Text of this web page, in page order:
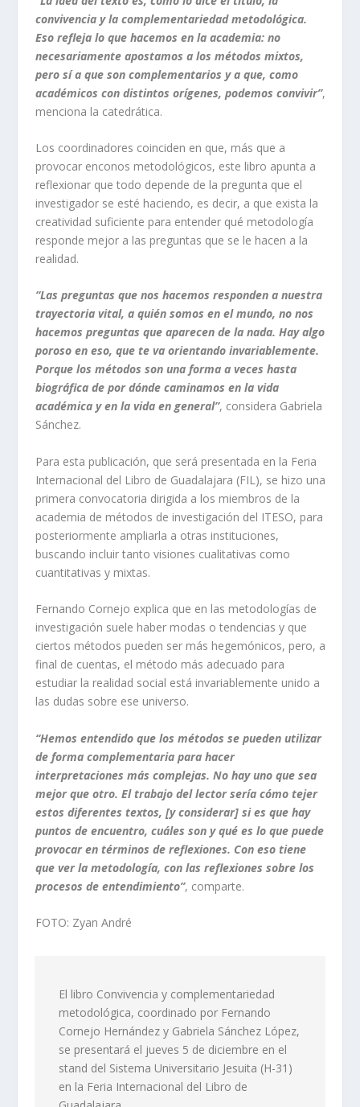
convivencia y la complementariedad metodológica.
Eso refleja lo que hacemos en la academia: no
necesariamente apostamos a los métodos mixtos,
pero sí a que son complementarios y a que, como
académicos con distintos orígenes, podemos convivir”,
menciona la catedrática.
Los coordinadores coinciden en que, más que a
provocar enconos metodológicos, este libro apunta a
reflexionar que todo depende de la pregunta que el
investigador se esté haciendo, es decir, a que exista la
creatividad suficiente para entender qué metodología
responde mejor a las preguntas que se le hacen a la
realidad.
“Las preguntas que nos hacemos responden a nuestra
trayectoria vital, a quién somos en el mundo, no nos
hacemos preguntas que aparecen de la nada. Hay algo
poroso en eso, que te va orientando invariablemente.
Porque los métodos son una forma a veces hasta
biográfica de por dónde caminamos en la vida
académica y en la vida en general”, considera Gabriela
Sánchez.
Para esta publicación, que será presentada en la Feria
Internacional del Libro de Guadalajara (FIL), se hizo una
primera convocatoria dirigida a los miembros de la
academia de métodos de investigación del ITESO, para
posteriormente ampliarla a otras instituciones,
buscando incluir tanto visiones cualitativas como
cuantitativas y mixtas.
Fernando Cornejo explica que en las metodologías de
investigación suele haber modas o tendencias y que
ciertos métodos pueden ser más hegemónicos, pero, a
final de cuentas, el método más adecuado para
estudiar la realidad social está invariablemente unido a
las dudas sobre ese universo.
“Hemos entendido que los métodos se pueden utilizar
de forma complementaria para hacer
interpretaciones más complejas. No hay uno que sea
mejor que otro. El trabajo del lector sería cómo tejer
estos diferentes textos, [y considerar] si es que hay
puntos de encuentro, cuáles son y qué es lo que puede
provocar en términos de reflexiones. Con eso tiene
que ver la metodología, con las reflexiones sobre los
procesos de entendimiento”, comparte.
FOTO: Zyan André
El libro Convivencia y complementariedad
metodológica, coordinado por Fernando
Cornejo Hernández y Gabriela Sánchez López,
se presentará el jueves 5 de diciembre en el
stand del Sistema Universitario Jesuita (H-31)
en la Feria Internacional del Libro de